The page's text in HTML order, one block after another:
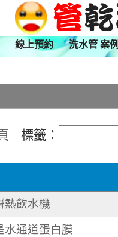
線上預約 洗水管 案例
標籤：
熱飲水機
水通道蛋白膜